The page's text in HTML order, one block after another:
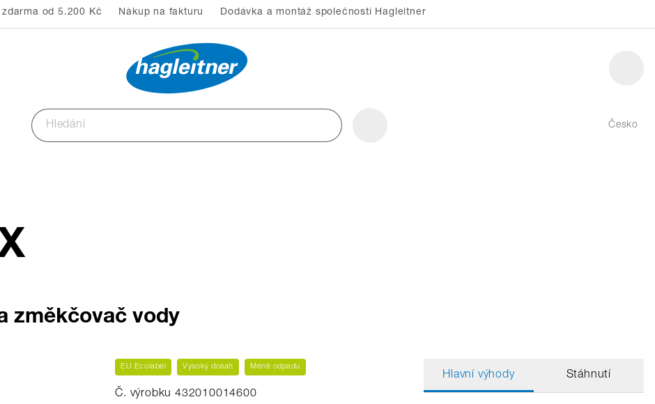
zdarma od 5.200 Kč Nákup na fakturu Dodávka a montáž společností Hagleitner
Česko
změkčovač vody
EU Ecolabel Vysoký dosah Méně odpadu
Č. výrobku 432010014600
Hlavní výhody Stáhnutí